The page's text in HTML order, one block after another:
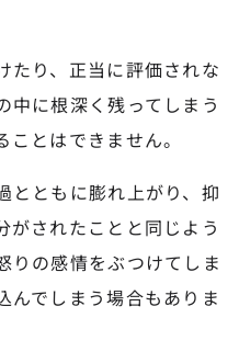
たり、正当に評価されな
中に根深く残ってしまう
とはできません。
とともに膨れ上がり、抑
がされたことと同じよう
りの感情をぶつけてしま
んでしまう場合もありま